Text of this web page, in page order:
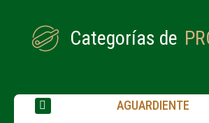
Categorías de
AGUARDIENTE